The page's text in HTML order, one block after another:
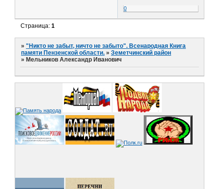
0
Страница:1
»"Никто не забыт, ничто не забыто". Всенародная Книга
памяти Пензенской области. »Земетчинский район
» Мельников Александр Иванович